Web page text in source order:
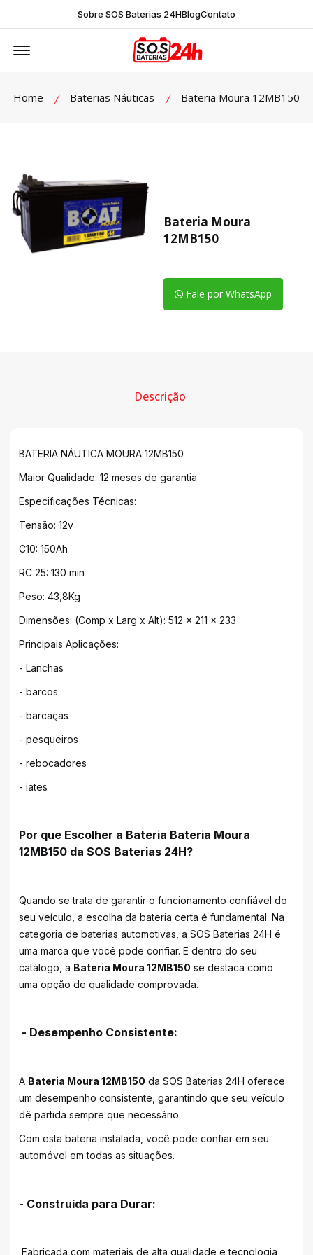
Sobre SOS Baterias 24HBlogContato
Home Baterias Náuticas Bateria Moura 12MB150
Bateria Moura
12MB150
Fale por WhatsApp
Descrição
BATERIA NÁUTICA MOURA 12MB150
Maior Qualidade: 12 meses de garantia
Especificações Técnicas:
Tensão: 12v
C10: 150Ah
RC 25: 130 min
Peso: 43,8Kg
Dimensões: (Comp x Larg x Alt): 512 x 211 x 233
Principais Aplicações:
- Lanchas
- barcos
- barcaças
- pesqueiros
- rebocadores
- iates
Por que Escolher a Bateria Bateria Moura
12MB150 da SOS Baterias 24H?
Quando se trata de garantir o funcionamento confiável do
seu veículo, a escolha da bateria certa é fundamental. Na
categoria de baterias automotivas, a SOS Baterias 24H é
uma marca que você pode confiar. E dentro do seu
catálogo, a Bateria Moura 12MB150 se destaca como
uma opção de qualidade comprovada.
- Desempenho Consistente:
A Bateria Moura 12MB150 da SOS Baterias 24H oferece
um desempenho consistente, garantindo que seu veículo
dê partida sempre que necessário.
Com esta bateria instalada, você pode confiar em seu
automóvel em todas as situações.
- Construída para Durar:
Fabricada com materiais de alta qualidade e tecnologia